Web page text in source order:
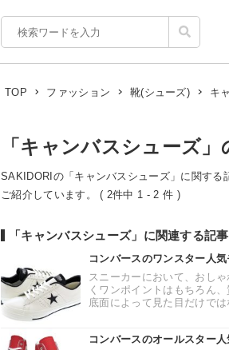
TOP ファッション 靴(シューズ) キ
「キャンバスシューズ」
SAKIDORIの「キャンバスシューズ」に関す
ご紹介しています。 ( 2件中 1 - 2 件 )
「キャンバスシューズ」に関連する記
コンバースのワンスター人
スニーカーにおいて、おし
くワンポイントはもちろん
底面によって見た目だけで
コンバースのオールスター